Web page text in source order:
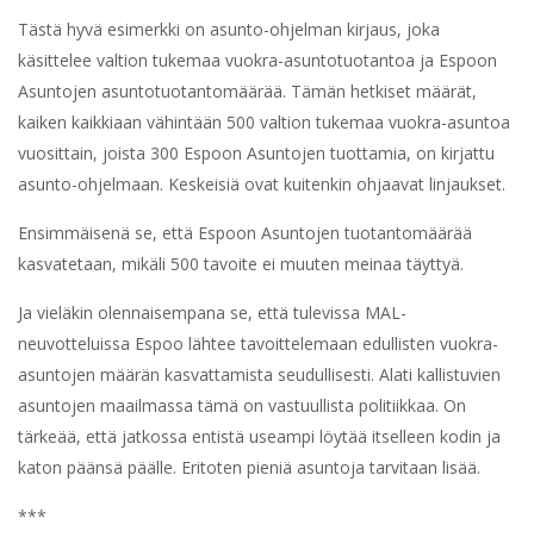
Tästä hyvä esimerkki on asunto-ohjelman kirjaus, joka
käsittelee valtion tukemaa vuokra-asuntotuotantoa ja Espoon
Asuntojen asuntotuotantomäärää. Tämän hetkiset määrät,
kaiken kaikkiaan vähintään 500 valtion tukemaa vuokra-asuntoa
vuosittain, joista 300 Espoon Asuntojen tuottamia, on kirjattu
asunto-ohjelmaan. Keskeisiä ovat kuitenkin ohjaavat linjaukset.
Ensimmäisenä se, että Espoon Asuntojen tuotantomäärää
kasvatetaan, mikäli 500 tavoite ei muuten meinaa täyttyä.
Ja vieläkin olennaisempana se, että tulevissa MAL-
neuvotteluissa Espoo lähtee tavoittelemaan edullisten vuokra-
asuntojen määrän kasvattamista seudullisesti. Alati kallistuvien
asuntojen maailmassa tämä on vastuullista politiikkaa. On
tärkeää, että jatkossa entistä useampi löytää itselleen kodin ja
katon päänsä päälle. Eritoten pieniä asuntoja tarvitaan lisää.
***